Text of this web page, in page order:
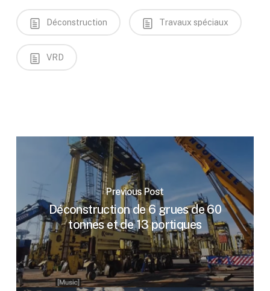
Déconstruction Travaux spéciaux
VRD
Previous Post
Déconstruction de 6 grues de 60
tonnes et de 13 portiques